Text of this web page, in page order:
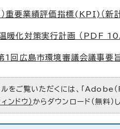
）重要業績評価指標(KPI)（新
暖化対策実行計画 （PDF
1回広島市環境審議会議事要
をご覧いただくには、「Adobe
ンドウ）からダウンロード（無料）